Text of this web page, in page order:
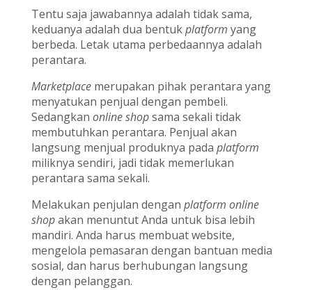
Tentu saja jawabannya adalah tidak sama,
keduanya adalah dua bentukplatform yang
berbeda. Letak utama perbedaannya adalah
perantara.
Marketplacemerupakan pihak perantara yang
menyatukan penjual dengan pembeli.
Sedangkan online shopsama sekali tidak
membutuhkan perantara. Penjual akan
langsung menjual produknya pada platform
miliknya sendiri, jadi tidak memerlukan
perantara sama sekali.
Melakukan penjulan dengan platform online
shopakan menuntut Anda untuk bisa lebih
mandiri. Anda harus membuat website,
mengelola pemasaran dengan bantuan media
sosial, dan harus berhubungan langsung
dengan pelanggan.